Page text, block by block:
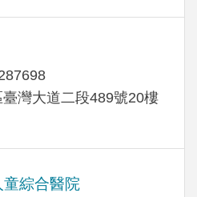
灣大道二段489號20樓
綜合醫院